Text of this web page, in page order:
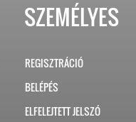
SZEMÉLYES
REGISZTRÁCIÓ
BELÉPÉS
ELFELEJTETT JELSZÓ